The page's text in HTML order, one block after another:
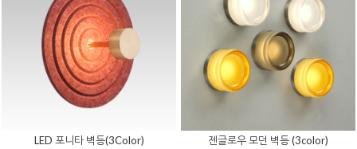
LED 포니타 벽등(3Color) 젠글로우 모던 벽등 (3color)